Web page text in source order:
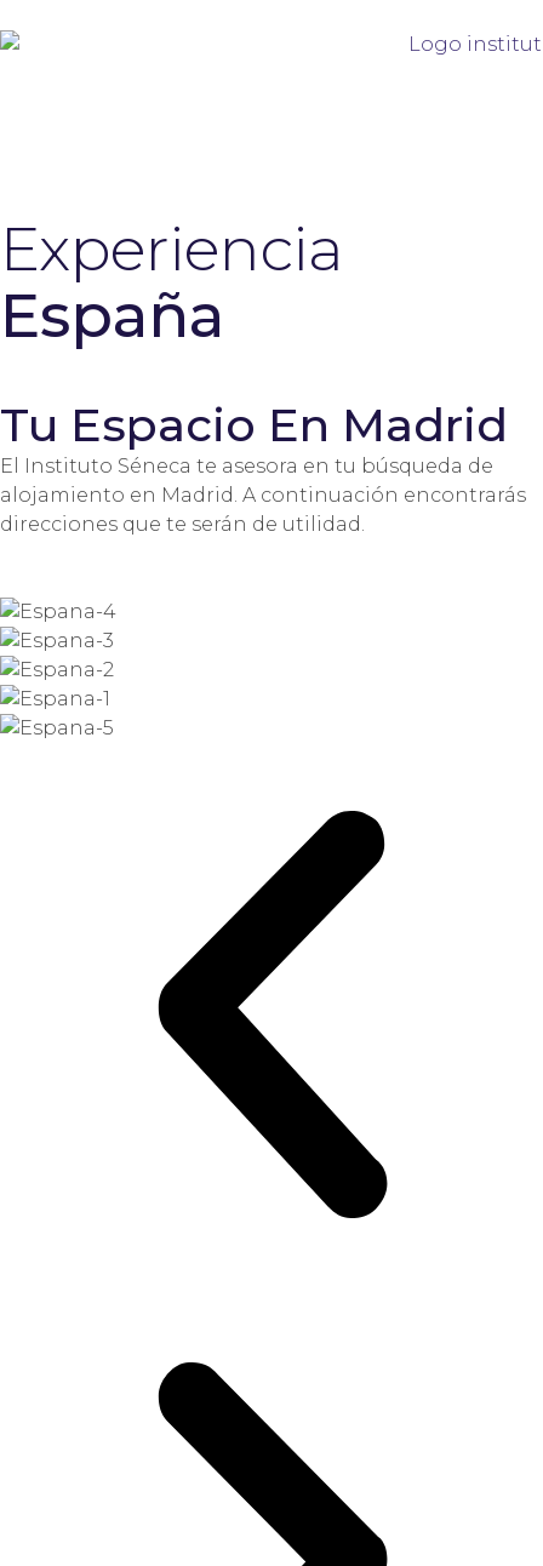
Experiencia
España
Tu Espacio En Madrid
El Instituto Séneca te asesora en tu búsqueda de
alojamiento en Madrid. A continuación encontrarás
direcciones que te serán de utilidad.